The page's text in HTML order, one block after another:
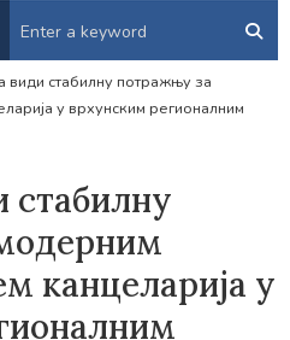
види стабилну потражњу за
у врхунским регионалним
стабилну
канцеларија у